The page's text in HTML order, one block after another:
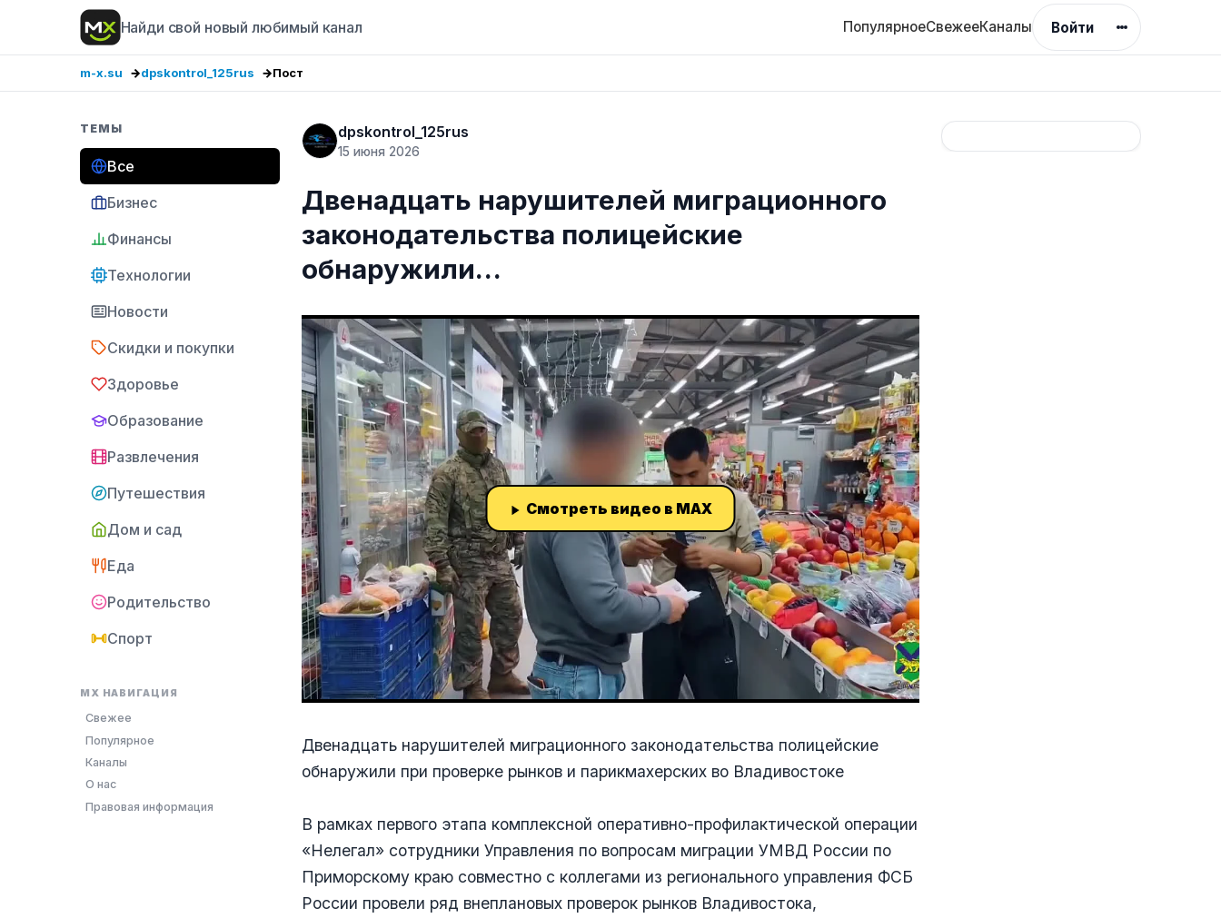
Найди свой новый любимый канал ПопулярноеСвежееКаналы Войти
m-x.su dpskontrol_125rus Пост
ТЕМЫ
Все
Бизнес
Финансы
Технологии
Новости
Скидки и покупки
Здоровье
Образование
Развлечения
Путешествия
Дом и сад
Еда
Родительство
Спорт
MX НАВИГАЦИЯ
Свежее
Популярное
Каналы
О нас
Правовая информация
dpskontrol_125rus
15 июня 2026
Двенадцать нарушителей миграционного
законодательства полицейские
обнаружили…
Смотреть видео в MAX
Двенадцать нарушителей миграционного законодательства полицейские
обнаружили при проверке рынков и парикмахерских во Владивостоке
В рамках первого этапа комплексной оперативно-профилактической операции
«Нелегал» сотрудники Управления по вопросам миграции УМВД России по
Приморскому краю совместно с коллегами из регионального управления ФСБ
России провели ряд внеплановых проверок рынков Владивостока,